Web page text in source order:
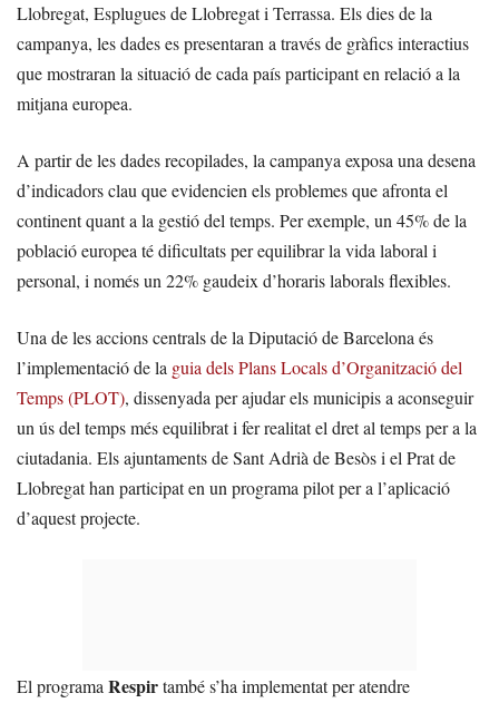
Llobregat, Esplugues de Llobregat i Terrassa. Els dies de la
campanya, les dades es presentaran a través de gràfics interactius
que mostraran la situació de cada país participant en relació a la
mitjana europea.
A partir de les dades recopilades, la campanya exposa una desena
d’indicadors clau que evidencien els problemes que afronta el
continent quant a la gestió del temps. Per exemple, un 45% de la
població europea té dificultats per equilibrar la vida laboral i
personal, i només un 22% gaudeix d’horaris laborals flexibles.
Una de les accions centrals de la Diputació de Barcelona és
l’implementació de la guia dels Plans Locals d’Organització del
Temps (PLOT), dissenyada per ajudar els municipis a aconseguir
un ús del temps més equilibrat i fer realitat el dret al temps per a la
ciutadania. Els ajuntaments de Sant Adrià de Besòs i el Prat de
Llobregat han participat en un programa pilot per a l’aplicació
d’aquest projecte.
El programa Respirtambé s’ha implementat per atendre